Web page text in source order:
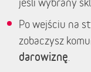
Po wejściu na
zobaczysz
darowiznę